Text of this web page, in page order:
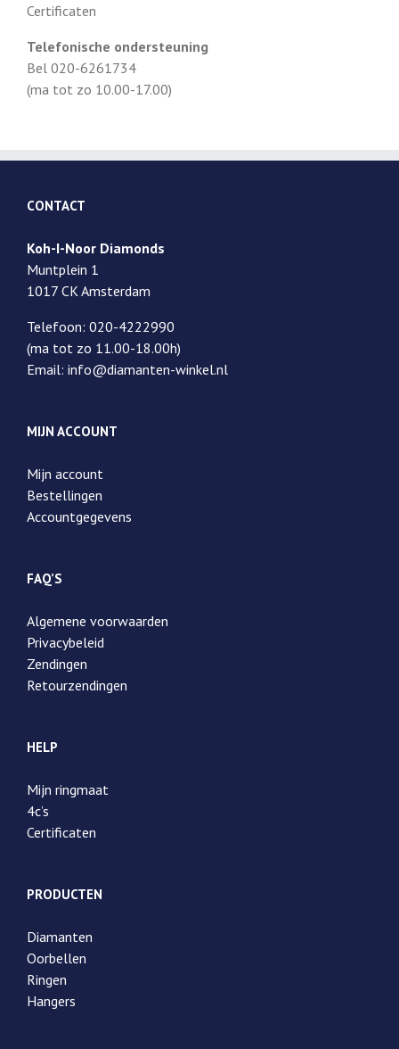
Certificaten
Telefonische ondersteuning
Bel 020-6261734
(ma tot zo 10.00-17.00)
CONTACT
Koh-I-Noor Diamonds
Muntplein 1
1017 CK Amsterdam
Telefoon: 020-4222990
(ma tot zo 11.00-18.00h)
Email: info@diamanten-winkel.nl
MIJN ACCOUNT
Mijn account
Bestellingen
Accountgegevens
FAQ’S
Algemene voorwaarden
Privacybeleid
Zendingen
Retourzendingen
HELP
Mijn ringmaat
4c’s
Certificaten
PRODUCTEN
Diamanten
Oorbellen
Ringen
Hangers